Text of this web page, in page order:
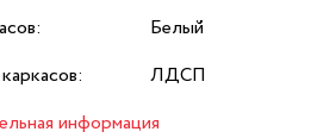
Белый
ЛДСП
информация